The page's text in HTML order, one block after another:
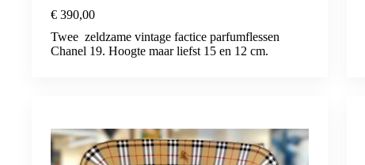
€ 390,00
Twee zeldzame vintage factice parfumflessen
Chanel 19. Hoogte maar liefst 15 en 12 cm.